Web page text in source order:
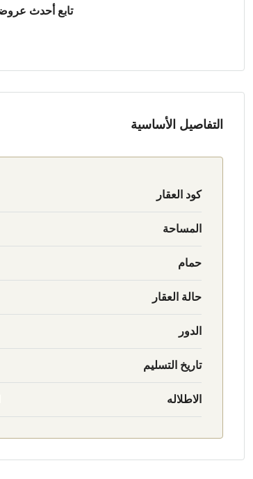
تابع أحدث
التفاصيل الأساسية
كود العقار
المساحة
حمام
حالة العقار
الدور
تاريخ التسليم
الاطلاله